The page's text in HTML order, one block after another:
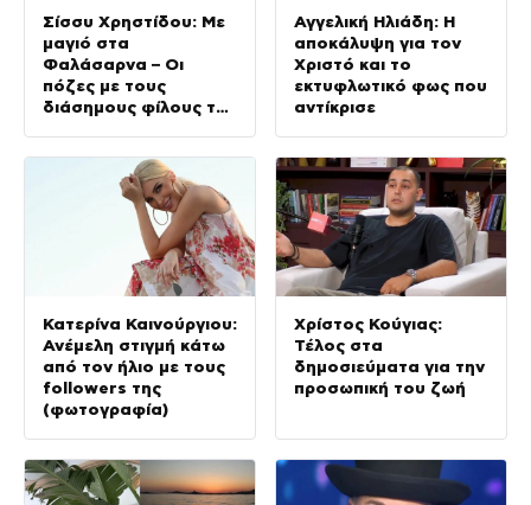
Σίσσυ Χρηστίδου: Με
μαγιό στα
Φαλάσαρνα – Οι
πόζες με τους
διάσημους φίλους της
Αγγελική Ηλιάδη: Η
αποκάλυψη για τον
Χριστό και το
εκτυφλωτικό φως που
αντίκρισε
Κατερίνα Καινούργιου:
Ανέμελη στιγμή κάτω
από τον ήλιο με τους
followers της
(φωτογραφία)
Χρίστος Κούγιας:
Τέλος στα
δημοσιεύματα για την
προσωπική του ζωή